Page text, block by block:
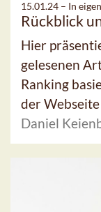
15.01.24 – In
Rückblick
Hier
gelesenen
Ranking
der
Daniel